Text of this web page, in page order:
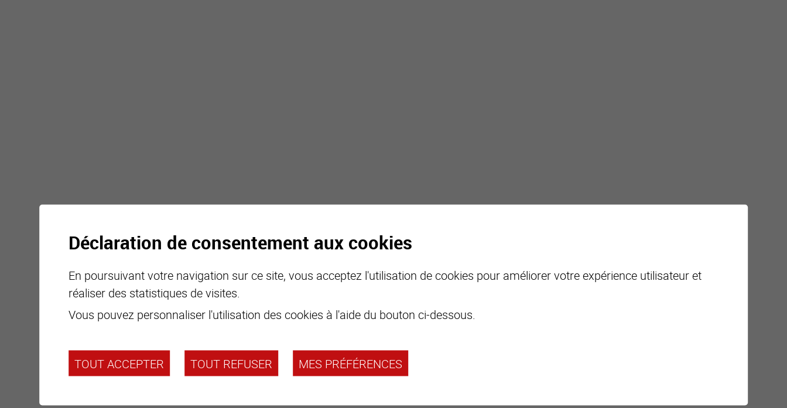
Déclaration de consentement aux cookies
En poursuivant votre navigation sur ce site, vous acceptez l'utilisation de cookies pour améliorer votre expérience utilisateur et
réaliser des statistiques de visites.
Vous pouvez personnaliser l'utilisation des cookies à l'aide du bouton ci-dessous.
TOUT ACCEPTER TOUT REFUSER MES PRÉFÉRENCES